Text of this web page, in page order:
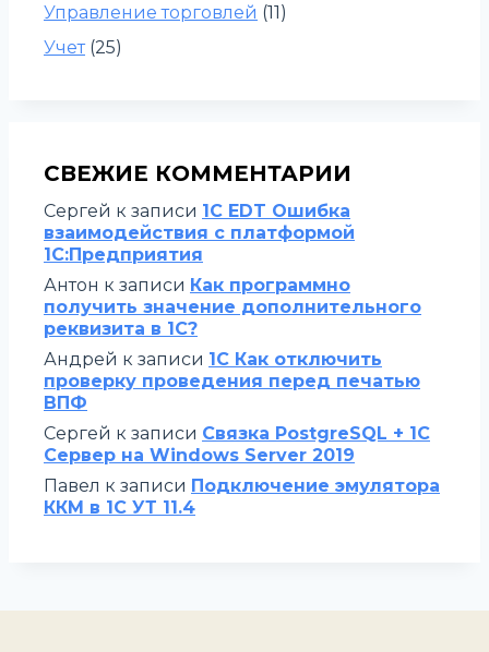
Управление торговлей (11)
Учет(25)
СВЕЖИЕ КОММЕНТАРИИ
Сергей к записи 1C EDT Ошибка
взаимодействия с платформой
1С:Предприятия
Антон к записи Как программно
получить значение дополнительного
реквизита в 1С?
Андрей к записи 1С Как отключить
проверку проведения перед печатью
ВПФ
Сергей к записи Связка PostgreSQL + 1С
Сервер на Windows Server 2019
Павел к записи Подключение эмулятора
ККМ в 1С УТ 11.4